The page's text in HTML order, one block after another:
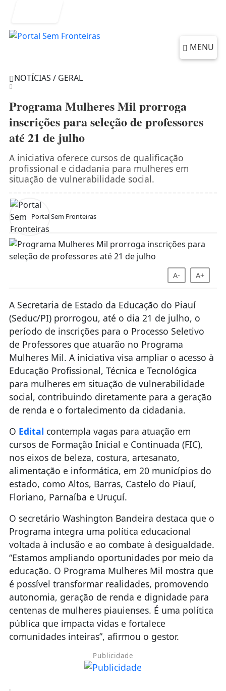
MENU
NOTÍCIAS / GERAL
Programa Mulheres Mil prorroga
inscrições para seleção de professores
até 21 de julho
A iniciativa oferece cursos de qualificação
profissional e cidadania para mulheres em
situação de vulnerabilidade social.
Portal Sem Fronteiras
A- A+
A Secretaria de Estado da Educação do Piauí
(Seduc/PI) prorrogou, até o dia 21 de julho, o
período de inscrições para o Processo Seletivo
de Professores que atuarão no Programa
Mulheres Mil. A iniciativa visa ampliar o acesso à
Educação Profissional, Técnica e Tecnológica
para mulheres em situação de vulnerabilidade
social, contribuindo diretamente para a geração
de renda e o fortalecimento da cidadania.
O Edital contempla vagas para atuação em
cursos de Formação Inicial e Continuada (FIC),
nos eixos de beleza, costura, artesanato,
alimentação e informática, em 20 municípios do
estado, como Altos, Barras, Castelo do Piauí,
Floriano, Parnaíba e Uruçuí.
O secretário Washington Bandeira destaca que o
Programa integra uma política educacional
voltada à inclusão e ao combate à desigualdade.
“Estamos ampliando oportunidades por meio da
educação. O Programa Mulheres Mil mostra que
é possível transformar realidades, promovendo
autonomia, geração de renda e dignidade para
centenas de mulheres piauienses. É uma política
pública que impacta vidas e fortalece
comunidades inteiras”, afirmou o gestor.
Publicidade